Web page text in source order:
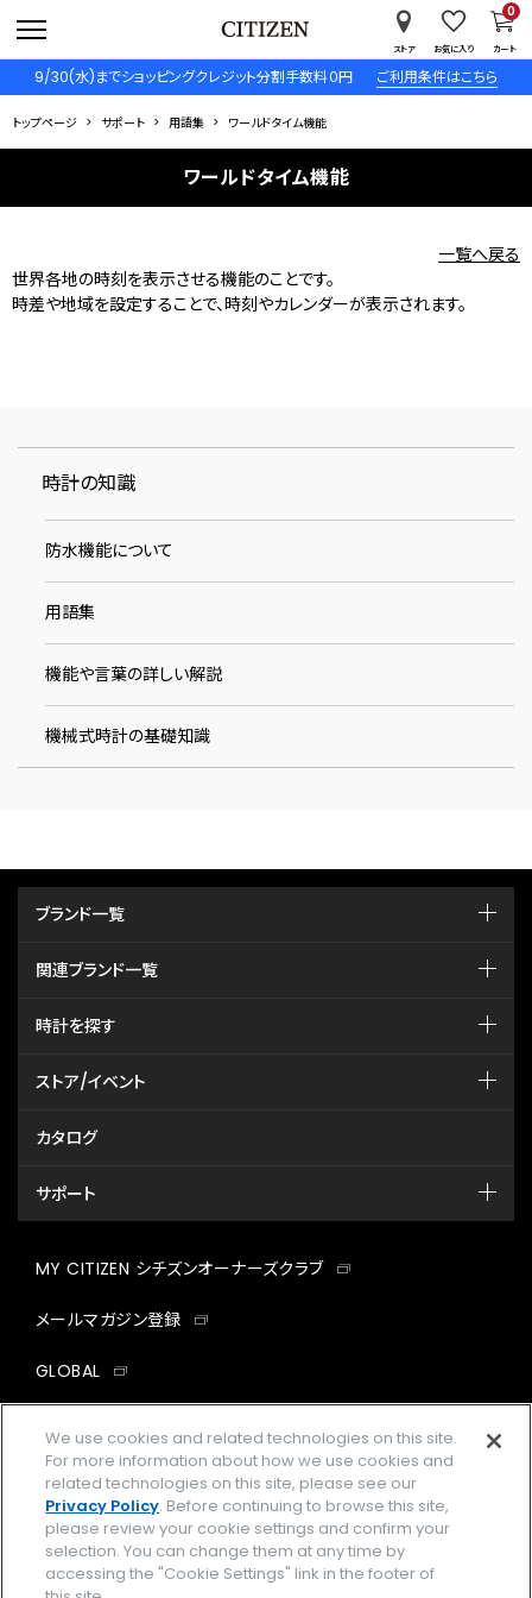
9/30(水)までショッピングクレジット分割手数料０円 ご利用条件はこちら
ストア お気に入り カート
0
トップページ サポート 用語集 ワールドタイム機能
ワールドタイム機能
一覧へ戻る
世界各地の時刻を表示させる機能のことです。
時差や地域を設定することで、時刻やカレンダーが表示されます。
時計の知識
防水機能について
用語集
機能や言葉の詳しい解説
機械式時計の基礎知識
ブランド一覧
関連ブランド一覧
時計を探す
ストア/イベント
カタログ
サポート
MY CITIZEN シチズンオーナーズクラブ
メールマガジン登録
GLOBAL
facebookinstagramtwitter
企業情報 ご利用規約
プライバシーポリシー Cookies Settings
We use cookies and related technologies on this site.
For more information about how we use cookies and
related technologies on this site, please see our
Privacy Policy. Before continuing to browse this site,
please review your cookie settings and confirm your
selection. You can change them at any time by
accessing the "Cookie Settings" link in the footer of